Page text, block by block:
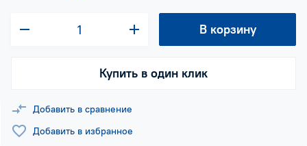
В корзину
Купить в один клик
Добавить в сравнение
Добавить в избранное